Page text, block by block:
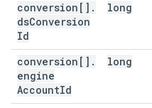
conversion[] .
dsConversion
Id
long
conversion[] .
engine
AccountId
long